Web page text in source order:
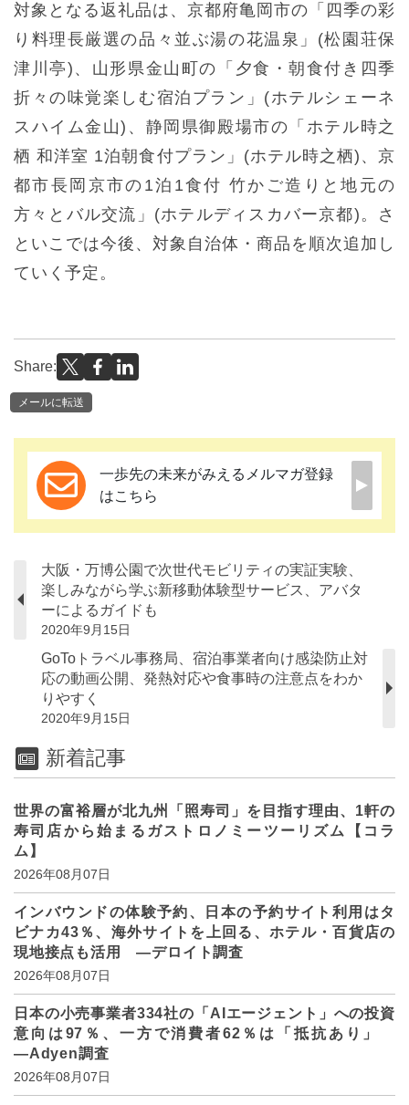
対象となる返礼品は、京都府亀岡市の「四季の彩
り料理長厳選の品々並ぶ湯の花温泉」(松園荘保
津川亭)、山形県金山町の「夕食・朝食付き四季
折々の味覚楽しむ宿泊プラン」(ホテルシェーネ
スハイム金山)、静岡県御殿場市の「ホテル時之
栖 和洋室 1泊朝食付プラン」(ホテル時之栖)、京
都市長岡京市の1泊1食付 竹かご造りと地元の
方々とバル交流」(ホテルディスカバー京都)。さ
といこでは今後、対象自治体・商品を順次追加し
ていく予定。
Share:
メールに転送
一歩先の未来がみえるメルマガ登録
はこちら
大阪・万博公園で次世代モビリティの実証実験、
楽しみながら学ぶ新移動体験型サービス、アバタ
ーによるガイドも
2020年9月15日
GoToトラベル事務局、宿泊事業者向け感染防止対
応の動画公開、発熱対応や食事時の注意点をわか
りやすく
2020年9月15日
新着記事
世界の富裕層が北九州「照寿司」を目指す理由、1軒の
寿司店から始まるガストロノミーツーリズム【コラ
ム】
2026年08月07日
インバウンドの体験予約、日本の予約サイト利用はタ
ビナカ43％、海外サイトを上回る、ホテル・百貨店の
現地接点も活用 ―デロイト調査
2026年08月07日
日本の小売事業者334社の「AIエージェント」への投資
意向は97％、一方で消費者62％は「抵抗あり」
―Adyen調査
2026年08月07日